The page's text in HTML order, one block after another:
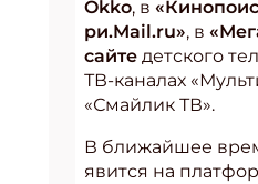
Okko, в
ри.Mail.ru», в
сайте детского
ТВ-каналах
«Смайлик ТВ».
В бли­жай­шее
явит­ся на